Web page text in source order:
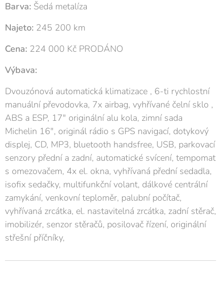
Barva: Šedá metalíza
Najeto: 245 200 km
Cena: 224 000 Kč PRODÁNO
Výbava:
Dvouzónová automatická klimatizace , 6-ti rychlostní
manuální převodovka, 7x airbag, vyhřívané čelní sklo ,
ABS a ESP, 17" originální alu kola, zimní sada
Michelin 16", originál rádio s GPS navigací, dotykový
displej, CD, MP3, bluetooth handsfree, USB, parkovací
senzory přední a zadní, automatické svícení, tempomat
s omezovačem, 4x el. okna, vyhřívaná přední sedadla,
isofix sedačky, multifunkční volant, dálkové centrální
zamykání, venkovní teploměr, palubní počítač,
vyhřívaná zrcátka, el. nastavitelná zrcátka, zadní stěrač,
imobilizér, senzor stěračů, posilovač řízení, originální
střešní příčníky,